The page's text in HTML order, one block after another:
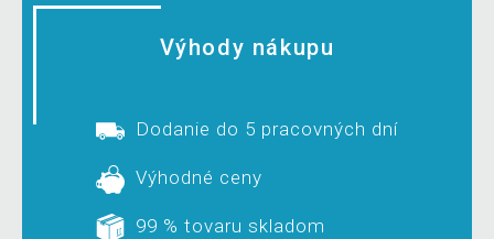
Výhody nákupu
Dodanie do 5 pracovných dní
Výhodné ceny
99 % tovaru skladom